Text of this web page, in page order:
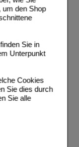
um den Shop
Sie in
Unterpunkt
Cookies
Sie dies durch
Sie alle